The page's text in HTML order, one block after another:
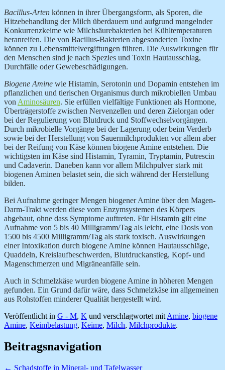
Bacillus-Arten können in ihrer Übergangsform, als Sporen, die
Hitzebehandlung der Milch überdauern und aufgrund mangelnder
Konkurrenzkeime wie Milchsäurebakterien bei Kühltemperaturen
heranreifen. Die von Bacillus-Bakterien abgesonderten Toxine
können zu Lebensmittelvergiftungen führen. Die Auswirkungen für
den Menschen sind je nach Spezies und Toxin Hautausschlag,
Durchfälle oder Gewebeschädigungen.
Biogene Amine wie Histamin, Serotonin und Dopamin entstehen im
pflanzlichen und tierischen Organismus durch mikrobiellen Umbau
von Aminosäuren. Sie erfüllen vielfältige Funktionen als Hormone,
Überträgerstoffe zwischen Nervenzellen und deren Zielorgan oder
bei der Regulierung von Blutdruck und Stoffwechselvorgängen.
Durch mikrobielle Vorgänge bei der Lagerung oder beim Verderb
sowie bei der Herstellung von Sauermilchprodukten vor allem aber
bei der Reifung von Käse können biogene Amine entstehen. Die
wichtigsten im Käse sind Histamin, Tyramin, Tryptamin, Putrescin
und Cadaverin. Daneben kann vor allem Milchpulver stark mit
biogenen Aminen belastet sein, die sich während der Herstellung
bilden.
Bei Aufnahme geringer Mengen biogener Amine über den Magen-
Darm-Trakt werden diese vom Enzymsystemen des Körpers
abgebaut, ohne dass Symptome auftreten. Für Histamin gilt eine
Aufnahme von 5 bis 40 Milligramm/Tag als leicht, eine Dosis von
1500 bis 4500 Milligramm/Tag als stark toxisch. Auswirkungen
einer Intoxikation durch biogene Amine können Hautausschläge,
Quaddeln, Kreislaufbeschwerden, Blutdruckanstieg, Kopf- und
Magenschmerzen und Migräneanfälle sein.
Auch in Schmelzkäse wurden biogene Amine in höheren Mengen
gefunden. Ein Grund dafür wäre, dass Schmelzkäse im allgemeinen
aus Rohstoffen minderer Qualität hergestellt wird.
Veröffentlicht in G - M, K und verschlagwortet mit Amine, biogene
Amine, Keimbelastung, Keime, Milch, Milchprodukte.
Beitragsnavigation
← Schadstoffe in Mineral- und Tafelwasser